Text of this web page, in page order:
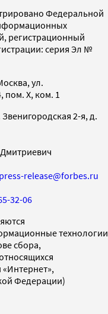
Федеральной
регистрационный
серия Эл №
ул.
пом. X, ком. 1
2-я, д.
press-release@forbes.ru
32-06
технологии
сбора,
Федерации)